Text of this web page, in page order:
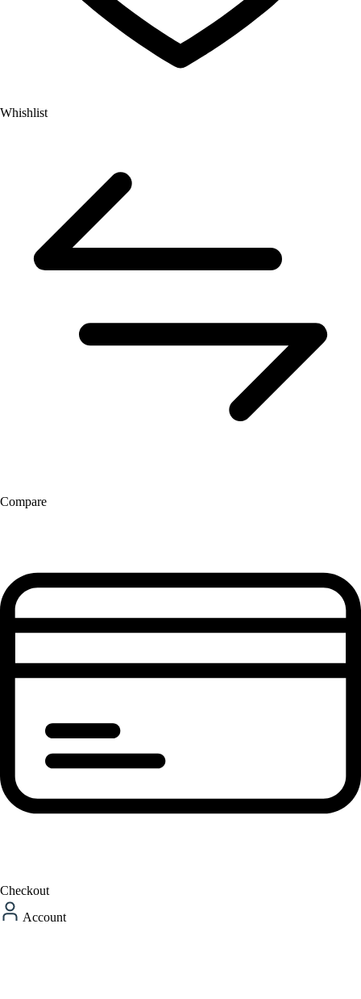
Whishlist
Compare
Checkout
Account